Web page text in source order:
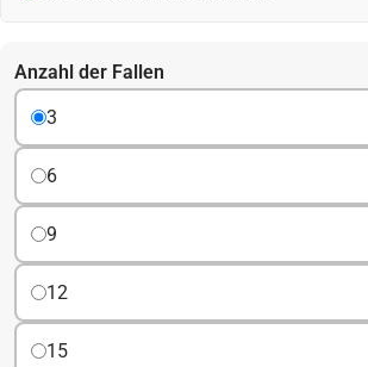
Anzahl der Fallen
3
6
9
12
15